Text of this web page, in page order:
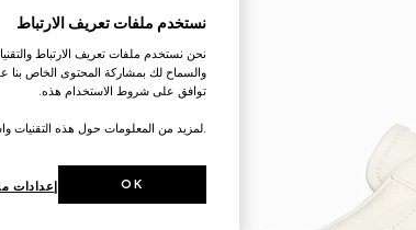
نستخدم ملفات تعريف الارتباط
نحن نستخدم ملفات تعريف الارتباط
والسماح لك بمشاركة المحتوى الخاص بنا
توافق على شروط الاستخدام هذه.
.لمزيد من المعلومات حول هذه التقنيات
إعدادات OK